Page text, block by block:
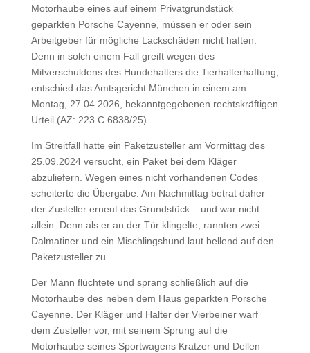
Motorhaube eines auf einem Privatgrundstück
geparkten Porsche Cayenne, müssen er oder sein
Arbeitgeber für mögliche Lackschäden nicht haften.
Denn in solch einem Fall greift wegen des
Mitverschuldens des Hundehalters die Tierhalterhaftung,
entschied das Amtsgericht München in einem am
Montag, 27.04.2026, bekanntgegebenen rechtskräftigen
Urteil (AZ: 223 C 6838/25).
Im Streitfall hatte ein Paketzusteller am Vormittag des
25.09.2024 versucht, ein Paket bei dem Kläger
abzuliefern. Wegen eines nicht vorhandenen Codes
scheiterte die Übergabe. Am Nachmittag betrat daher
der Zusteller erneut das Grundstück – und war nicht
allein. Denn als er an der Tür klingelte, rannten zwei
Dalmatiner und ein Mischlingshund laut bellend auf den
Paketzusteller zu.
Der Mann flüchtete und sprang schließlich auf die
Motorhaube des neben dem Haus geparkten Porsche
Cayenne. Der Kläger und Halter der Vierbeiner warf
dem Zusteller vor, mit seinem Sprung auf die
Motorhaube seines Sportwagens Kratzer und Dellen